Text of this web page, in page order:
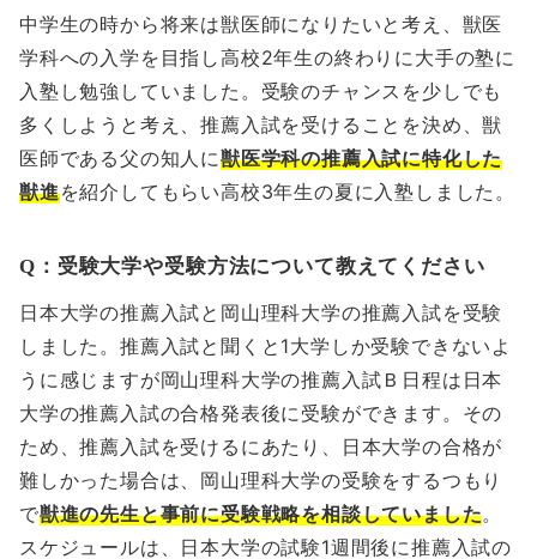
中学生の時から将来は獣医師になりたいと考え、獣医
学科への入学を目指し高校2年生の終わりに大手の塾に
入塾し勉強していました。受験のチャンスを少しでも
多くしようと考え、推薦入試を受けることを決め、獣
医師である父の知人に獣医学科の推薦入試に特化した
獣進を紹介してもらい高校3年生の夏に入塾しました。
Q：受験大学や受験方法について教えてください
日本大学の推薦入試と岡山理科大学の推薦入試を受験
しました。推薦入試と聞くと1大学しか受験できないよ
うに感じますが岡山理科大学の推薦入試Ｂ日程は日本
大学の推薦入試の合格発表後に受験ができます。その
ため、推薦入試を受けるにあたり、日本大学の合格が
難しかった場合は、岡山理科大学の受験をするつもり
で獣進の先生と事前に受験戦略を相談していました。
スケジュールは、日本大学の試験1週間後に推薦入試の